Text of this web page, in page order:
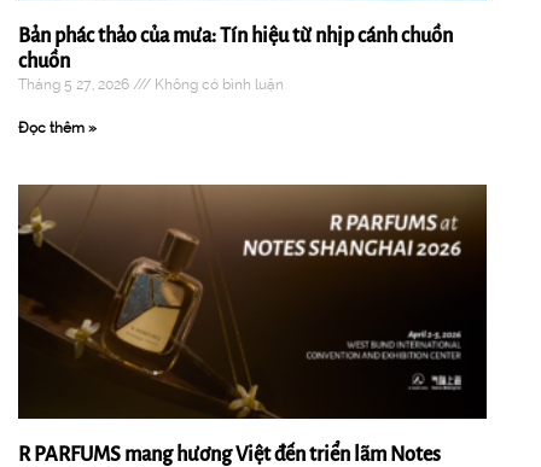
Bản phác thảo của mưa: Tín hiệu từ nhịp cánh chuồn
chuồn
Tháng 5 27, 2026 Không có bình luận
Đọc thêm »
R PARFUMS mang hương Việt đến triển lãm Notes